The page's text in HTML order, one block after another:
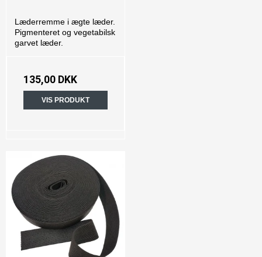
Læderremme i ægte læder.
Pigmenteret og vegetabilsk
garvet læder.
135,00 DKK
VIS PRODUKT